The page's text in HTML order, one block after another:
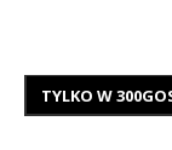
TYLKO W